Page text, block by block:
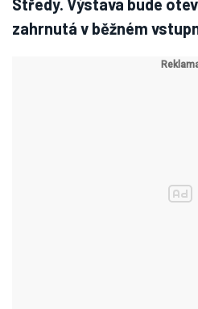
Středy. Výstava bude
zahrnutá v běžném